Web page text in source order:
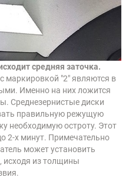
средняя заточка.
маркировкой "2" являются в
Именно на них ложится
Среднезернистые диски
правильную режущую
необходимую остроту. Этот
2-х минут. Примечательно
может установить
исходя из толщины